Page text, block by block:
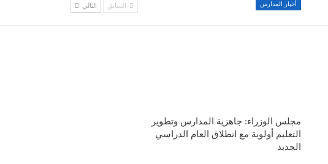
أخبار المدارس
مجلس الوزراء: جاهزية المدارس وتطوير
التعليم أولوية مع انطلاق العام الدراسي
الجديد
السابق التالي